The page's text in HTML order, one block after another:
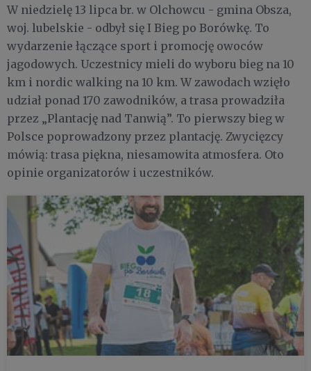
W niedzielę 13 lipca br. w Olchowcu - gmina Obsza,
woj. lubelskie - odbył się I Bieg po Borówkę. To
wydarzenie łączące sport i promocję owoców
jagodowych. Uczestnicy mieli do wyboru bieg na 10
km i nordic walking na 10 km. W zawodach wzięło
udział ponad 170 zawodników, a trasa prowadziła
przez „Plantację nad Tanwią”. To pierwszy bieg w
Polsce poprowadzony przez plantację. Zwycięzcy
mówią: trasa piękna, niesamowita atmosfera. Oto
opinie organizatorów i uczestników.